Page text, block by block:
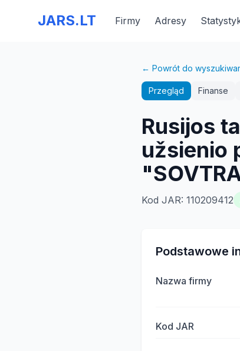
JARS.LT Firmy Adresy
← Powrót do
Przegląd Finanse
Rusijos
užsienio
Kod JAR: 110209412
Podstawowe
Nazwa firmy
Kod JAR